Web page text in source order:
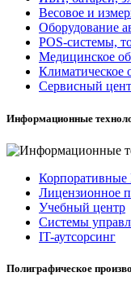
Весовое и
Оборудование
POS-системы,
Медицинское
Климатическое
Сервисный
Информационные
Лицензионное
Учебный центр
Системы
IT-аутсорсинг
Полиграфическое